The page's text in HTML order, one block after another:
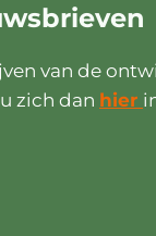
van de
zich dan hier